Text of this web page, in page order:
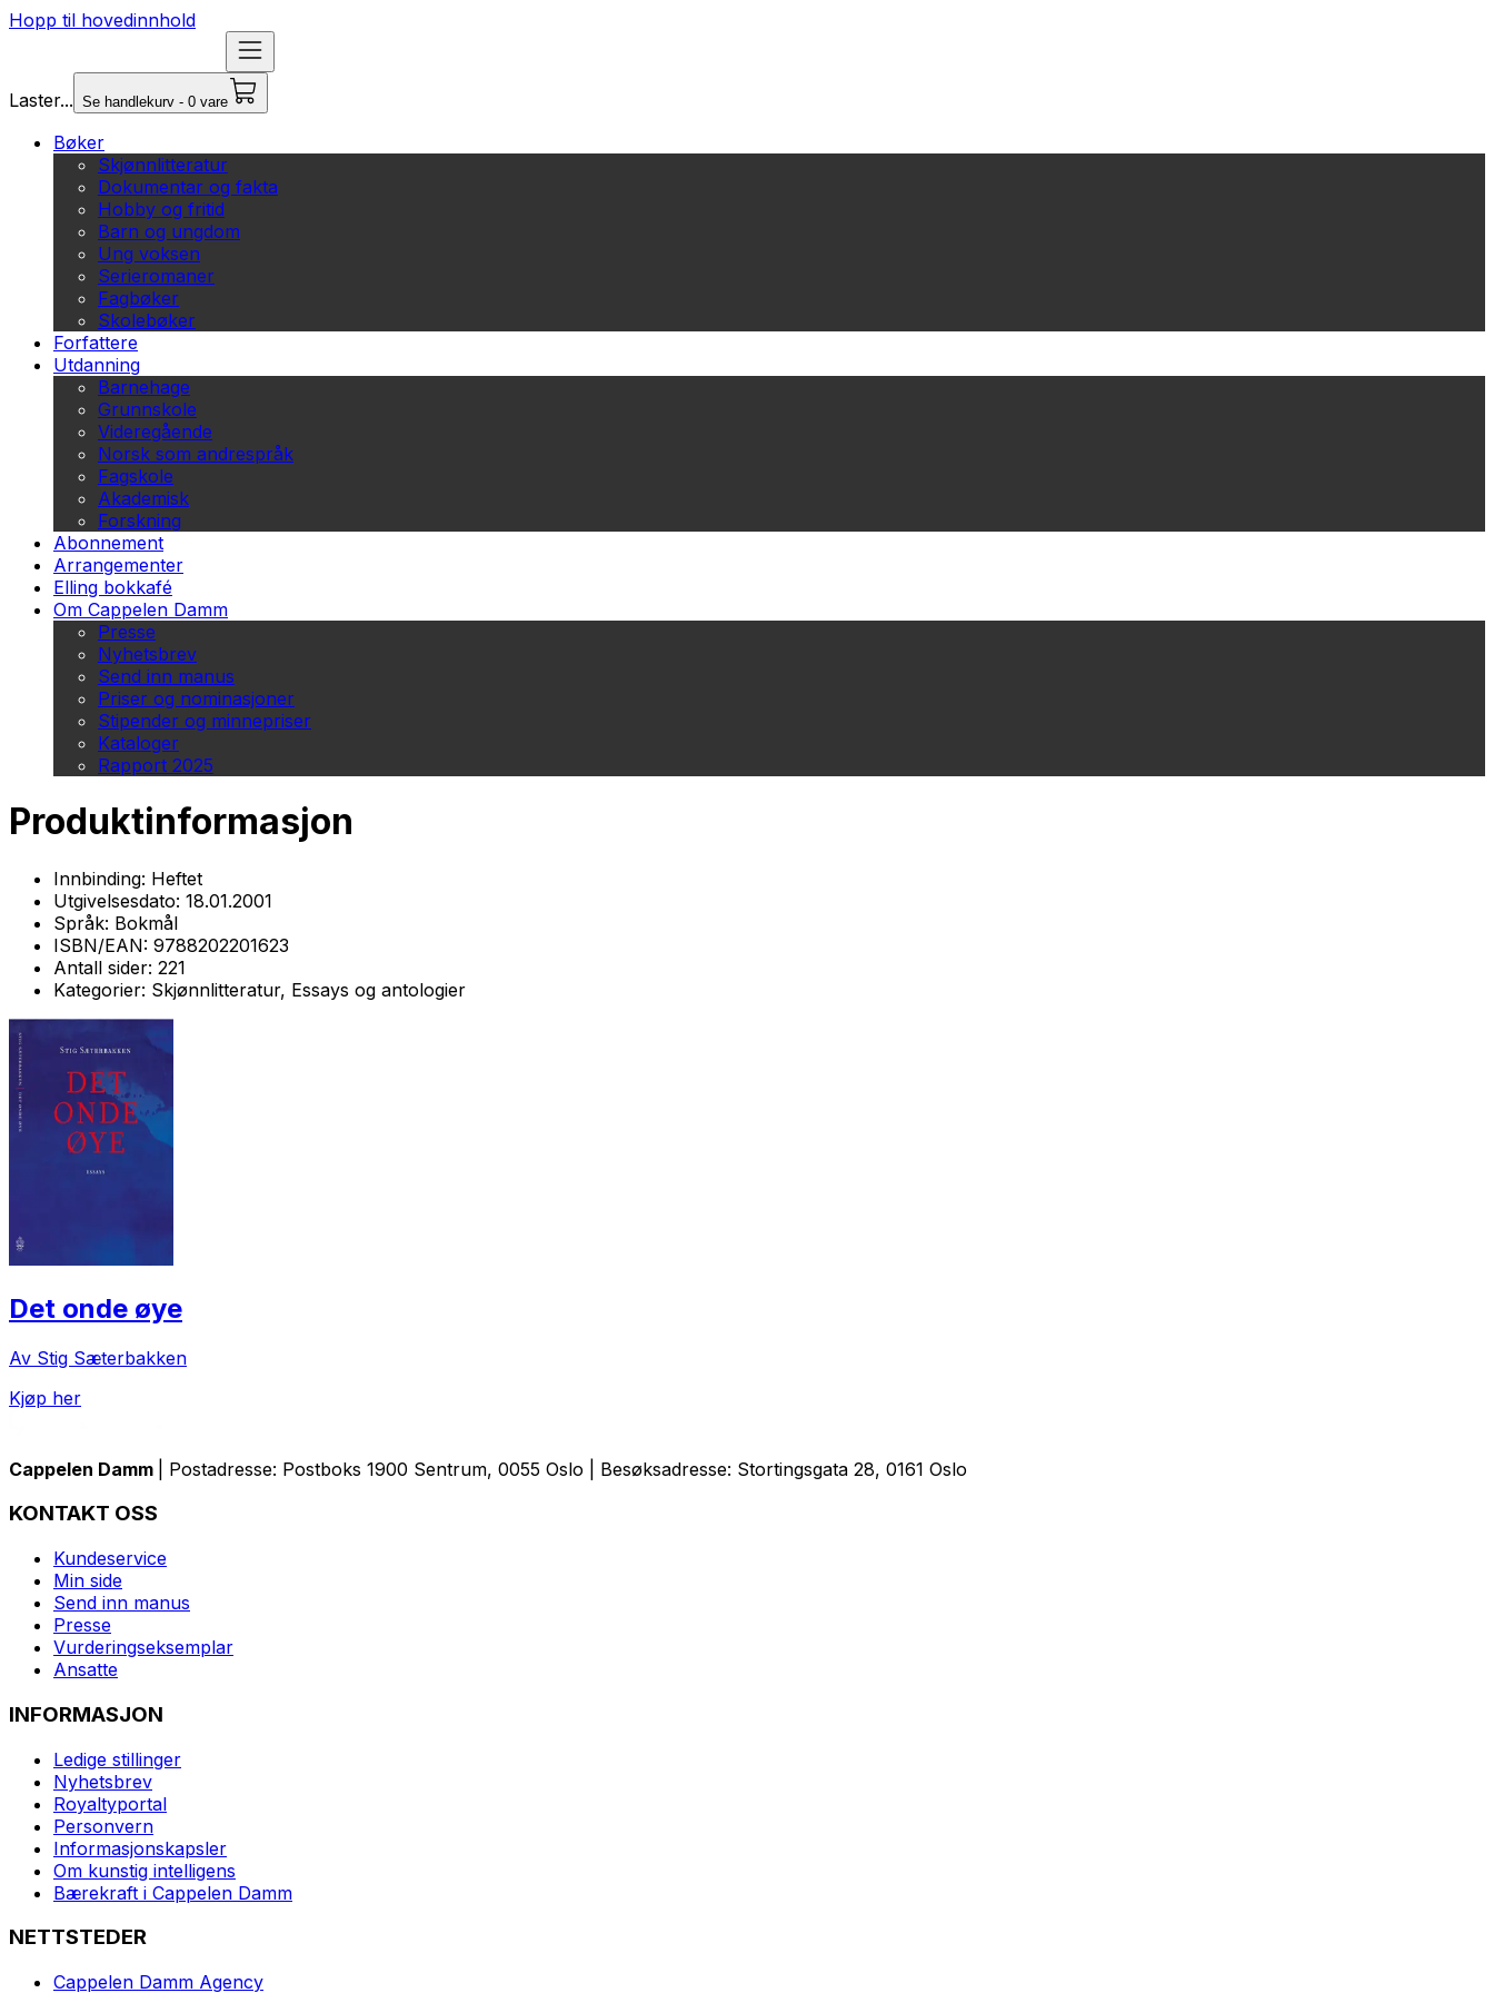
Hopp til hovedinnhold
Laster... Se handlekurv - 0 vare
Bøker
Skjønnlitteratur
Dokumentar og fakta
Hobby og fritid
Barn og ungdom
Ung voksen
Serieromaner
Fagbøker
Skolebøker
Forfattere
Utdanning
Barnehage
Grunnskole
Videregående
Norsk som andrespråk
Fagskole
Akademisk
Forskning
Abonnement
Arrangementer
Elling bokkafé
Om Cappelen Damm
Presse
Nyhetsbrev
Send inn manus
Priser og nominasjoner
Stipender og minnepriser
Kataloger
Rapport 2025
Produktinformasjon
Innbinding: Heftet
Utgivelsesdato: 18.01.2001
Språk: Bokmål
ISBN/EAN: 9788202201623
Antall sider: 221
Kategorier: Skjønnlitteratur, Essays og antologier
Det onde øye
Av Stig Sæterbakken
Kjøp her
Cappelen Damm | Postadresse: Postboks 1900 Sentrum, 0055 Oslo | Besøksadresse: Stortingsgata 28, 0161 Oslo
KONTAKT OSS
Kundeservice
Min side
Send inn manus
Presse
Vurderingseksemplar
Ansatte
INFORMASJON
Ledige stillinger
Nyhetsbrev
Royaltyportal
Personvern
Informasjonskapsler
Om kunstig intelligens
Bærekraft i Cappelen Damm
NETTSTEDER
Cappelen Damm Agency